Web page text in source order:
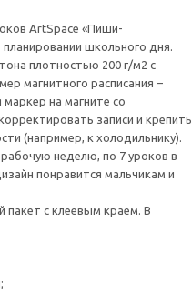
ArtSpace «Пиши-
школьного дня.
плотностью 200 г/м2 с
магнитного расписания –
на магните со
записи и крепить
(например, к холодильнику).
неделю, по 7 уроков в
понравится мальчикам и
пакет с клеевым краем. В